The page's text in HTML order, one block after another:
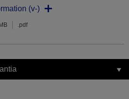
(v-)
.pdf